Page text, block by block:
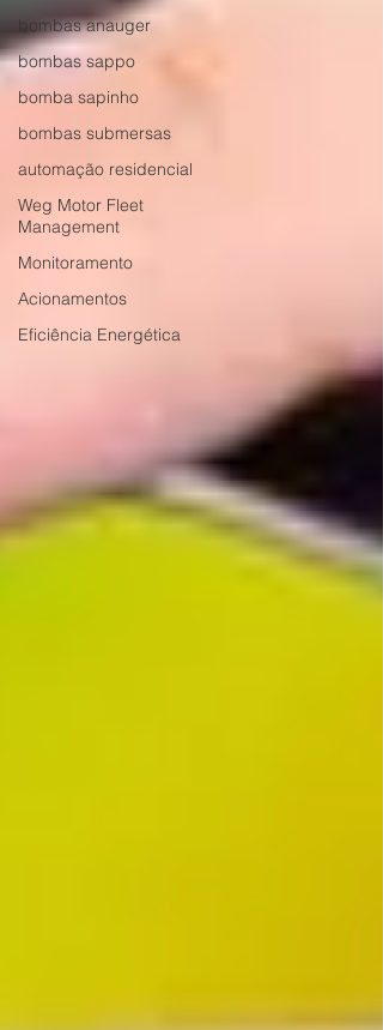
bombas anauger
bombas sappo
bomba sapinho
bombas submersas
automação residencial
Weg Motor Fleet
Management
Monitoramento
Acionamentos
Eficiência Energética